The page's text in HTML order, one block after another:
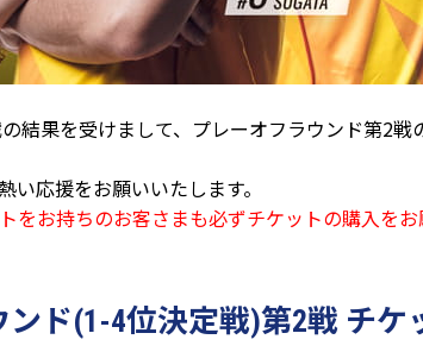
結果を受けまして、プレーオフラウンド第2戦
応援をお願いいたします。
お持ちのお客さまも必ずチケットの購入を
ド(1-4位決定戦)第2戦 チケ